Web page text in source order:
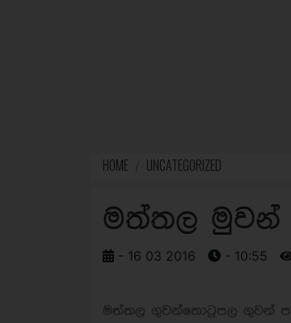
HOME UNCATEGORIZED
මත්තල මුවන්
- 16 03 2016 - 10:55
මත්තල ගුවන්තොටුපල ගුවන්